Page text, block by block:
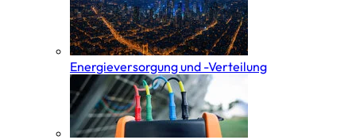
Energieversorgung und -Verteilung